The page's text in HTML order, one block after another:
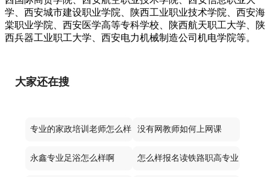
学、西安城市建设职业学院、陕西工业职业技术学院、西安海
棠职业学院、西安医学高等专科学校、陕西航天职工大学、陕
西兵器工业职工大学、西安电力机械制造公司机电学院等。
大家还在搜
专业的家政培训老师怎么样 没有网教师如何上网课
永鑫专业足浴怎么样啊 怎么样报名读铁路职高专业